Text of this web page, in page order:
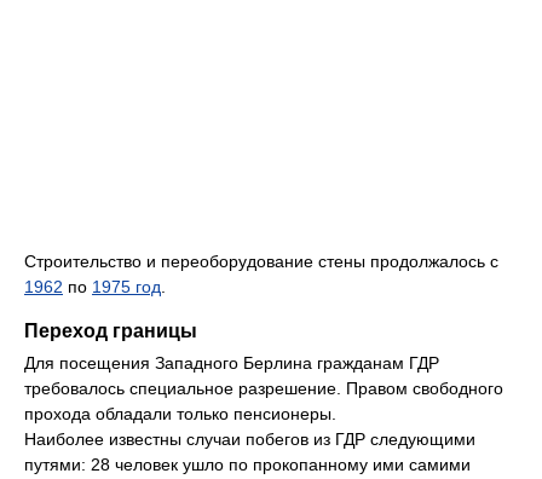
Строительство и переоборудование стены продолжалось с
1962 по 1975 год.
Переход границы
Для посещения Западного Берлина гражданам ГДР
требовалось специальное разрешение. Правом свободного
прохода обладали только пенсионеры.
Наиболее известны случаи побегов из ГДР следующими
путями: 28 человек ушло по прокопанному ими самими